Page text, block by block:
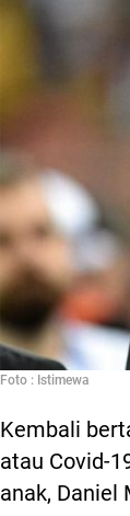
Foto : Istimewa
Kembali
atau Covid-
anak, Daniel